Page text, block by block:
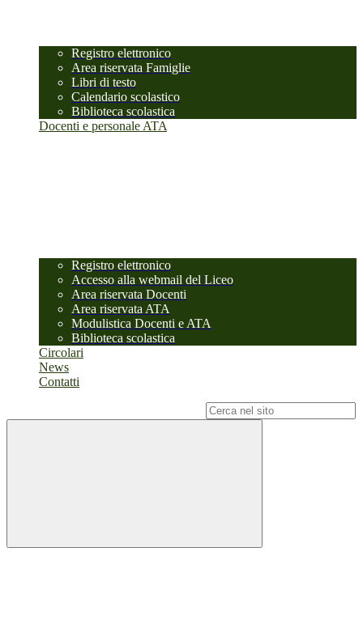
Registro elettronico
Area riservata Famiglie
Libri di testo
Calendario scolastico
Biblioteca scolastica
Docenti e personale ATA
Registro elettronico
Accesso alla webmail del Liceo
Area riservata Docenti
Area riservata ATA
Modulistica Docenti e ATA
Biblioteca scolastica
Circolari
News
Contatti